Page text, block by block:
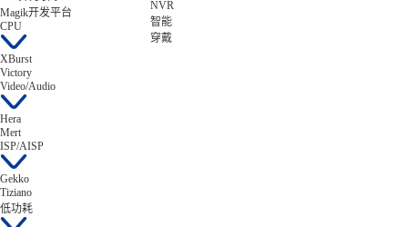
NVR
智能
穿戴
Magik开发平台
CPU
XBurst
Victory
Video/Audio
Hera
Mert
ISP/AISP
Gekko
Tiziano
低功耗